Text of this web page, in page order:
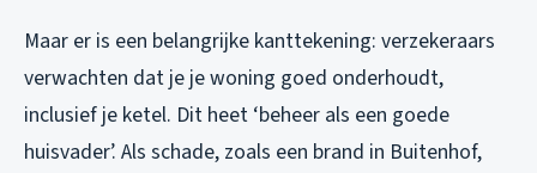
Maar er is een belangrijke kanttekening: verzekeraars
verwachten dat je je woning goed onderhoudt,
inclusief je ketel. Dit heet ‘beheer als een goede
huisvader’. Als schade, zoals een brand in Buitenhof,